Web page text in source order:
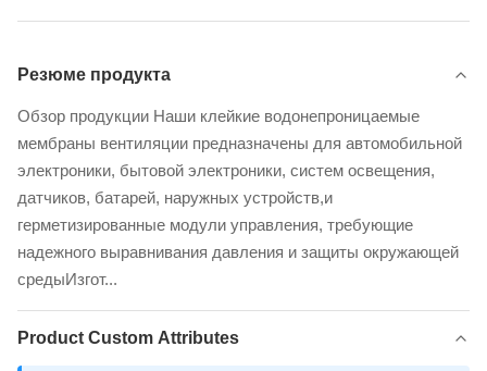
Резюме продукта
Обзор продукции Наши клейкие водонепроницаемые
мембраны вентиляции предназначены для автомобильной
электроники, бытовой электроники, систем освещения,
датчиков, батарей, наружных устройств,и
герметизированные модули управления, требующие
надежного выравнивания давления и защиты окружающей
средыИзгот...
Product Custom Attributes